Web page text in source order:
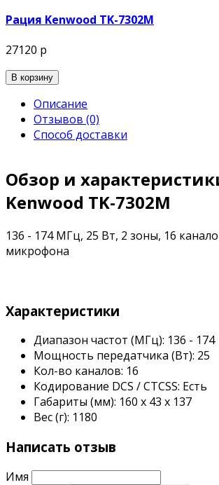
Рация Kenwood TK-7302M
27120 р
В корзину
Описание
Отзывов (0)
Способ доставки
Обзор и
Kenwood TK-7302M
136 - 174 МГц, 25 Вт, 2 зоны, 16
микрофона
Характеристики
Диапазон частот (МГц): 136 - 174
Мощность передатчика (Вт): 25
Кол-во каналов: 16
Кодирование DCS / CTCSS: Есть
Габариты (мм): 160 x 43 x 137
Вес (г): 1180
Написать отзыв
Имя